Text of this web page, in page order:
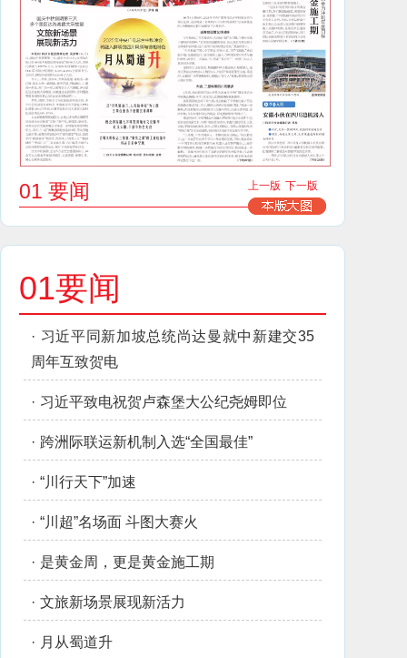
01 要闻 上一版 下一版
01要闻
· 习近平同新加坡总统尚达曼就中新建交35
周年互致贺电
· 习近平致电祝贺卢森堡大公纪尧姆即位
· 跨洲际联运新机制入选“全国最佳”
· “川行天下”加速
· “川超”名场面 斗图大赛火
· 是黄金周，更是黄金施工期
· 文旅新场景展现新活力
· 月从蜀道升